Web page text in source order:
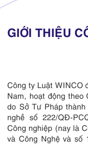
GIỚI THIỆU
Công ty Luật WINCO
Nam, hoạt động theo
do Sở Tư Pháp
nghề số 222/QĐ-
Công nghiệp (nay là
và Công Nghệ và số